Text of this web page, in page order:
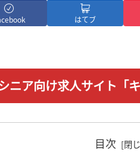
はてブ
ニア向け求人サイト「
目次